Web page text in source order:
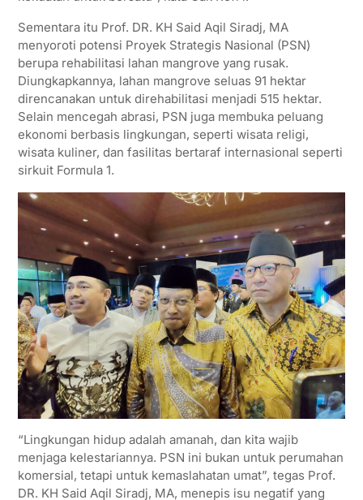
Sementara itu Prof. DR. KH Said Aqil Siradj, MA
menyoroti potensi Proyek Strategis Nasional (PSN)
berupa rehabilitasi lahan mangrove yang rusak.
Diungkapkannya, lahan mangrove seluas 91 hektar
direncanakan untuk direhabilitasi menjadi 515 hektar.
Selain mencegah abrasi, PSN juga membuka peluang
ekonomi berbasis lingkungan, seperti wisata religi,
wisata kuliner, dan fasilitas bertaraf internasional seperti
sirkuit Formula 1.
“Lingkungan hidup adalah amanah, dan kita wajib
menjaga kelestariannya. PSN ini bukan untuk perumahan
komersial, tetapi untuk kemaslahatan umat”, tegas Prof.
DR. KH Said Aqil Siradj, MA, menepis isu negatif yang